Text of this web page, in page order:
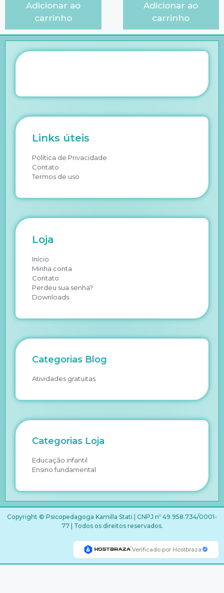
Adicionar ao
carrinho
Adicionar ao
carrinho
Links úteis
Política de Privacidade
Contato
Termos de uso
Loja
Início
Minha conta
Contato
Perdeu sua senha?
Downloads
Categorias Blog
Atividades gratuitas
Categorias Loja
Educação infantil
Ensino fundamental
Copyright © Psicopedagoga Kamilla Stati | CNPJ nº 49.958.734/0001-
77 | Todos os direitos reservados.